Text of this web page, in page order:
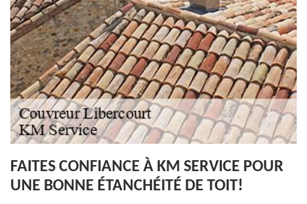
FAITES CONFIANCE À KM SERVICE POUR
UNE BONNE ÉTANCHÉITÉ DE TOIT!